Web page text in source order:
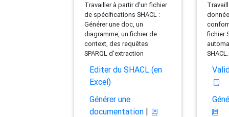
Travailler à partir d'un fichier
de spécifications SHACL :
Générer une doc, un
diagramme, un fichier de
context, des requêtes
SPARQL d'extraction
Editer du SHACL (en
Excel)
Générer une
documentation|
fichier
SHACL.